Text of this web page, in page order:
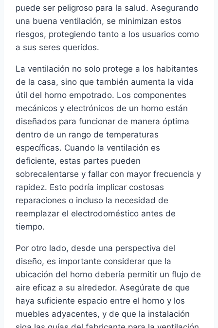
puede ser peligroso para la salud. Asegurando
una buena ventilación, se minimizan estos
riesgos, protegiendo tanto a los usuarios como
a sus seres queridos.
La ventilación no solo protege a los habitantes
de la casa, sino que también aumenta la vida
útil del horno empotrado. Los componentes
mecánicos y electrónicos de un horno están
diseñados para funcionar de manera óptima
dentro de un rango de temperaturas
específicas. Cuando la ventilación es
deficiente, estas partes pueden
sobrecalentarse y fallar con mayor frecuencia y
rapidez. Esto podría implicar costosas
reparaciones o incluso la necesidad de
reemplazar el electrodoméstico antes de
tiempo.
Por otro lado, desde una perspectiva del
diseño, es importante considerar que la
ubicación del horno debería permitir un flujo de
aire eficaz a su alrededor. Asegúrate de que
haya suficiente espacio entre el horno y los
muebles adyacentes, y de que la instalación